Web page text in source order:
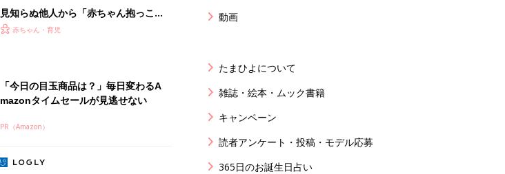
見知らぬ他人から「赤ちゃん抱っこさ
せて〜」と言われたら、どうしたらい
赤ちゃん・育児
「今日の目玉商品は？」毎日変わるA
mazonタイムセールが見逃せない
PR（Amazon）
動画
たまひよについて
雑誌・絵本・ムック書籍
キャンペーン
読者アンケート・投稿・モデル応募
365日のお誕生日占い